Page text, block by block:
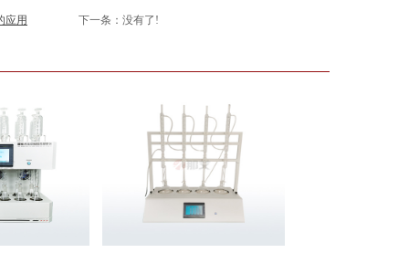
应用 下一条：没有了!